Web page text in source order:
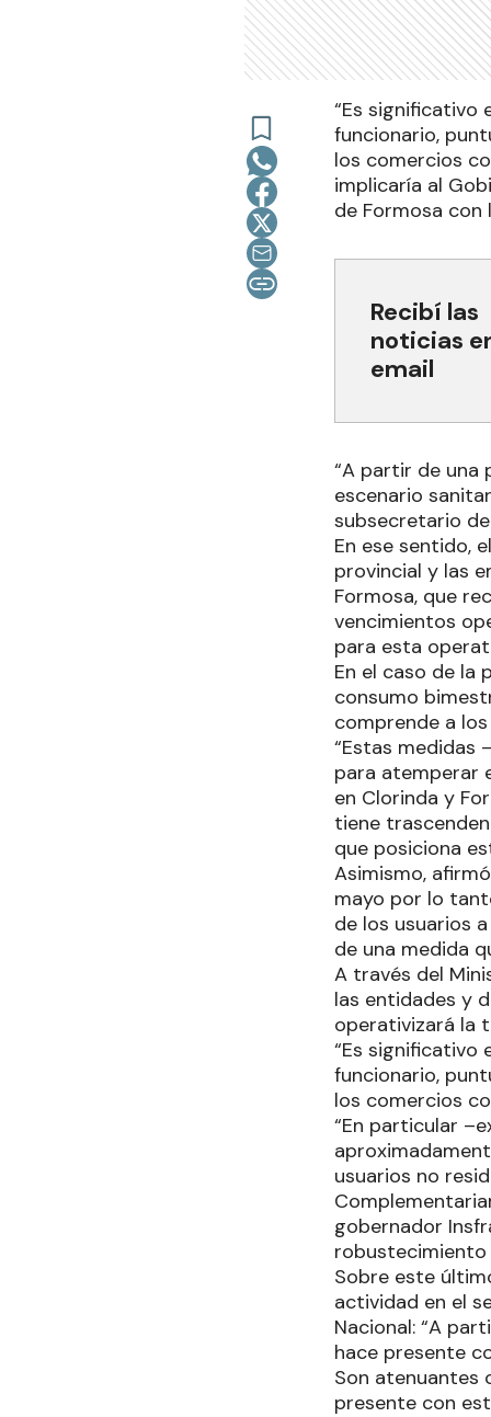
“Es significativo
funcionario,
los comercios
implicaría al
de Formosa con
Recibí las
noticias
email
“A partir de una
escenario
subsecretario
En ese sentido,
provincial y las
Formosa, que
vencimientos
para esta
En el caso de la
consumo
comprende a
“Estas medidas
para atemperar
en Clorinda y
tiene
que posiciona
Asimismo,
mayo por lo
de los usuarios
de una medida
A través del
las entidades y
operativizará la
“Es significativo
funcionario,
los comercios
“En particular
usuarios no
gobernador
robustecimiento
Sobre este
actividad en el
Nacional: “A
hace presente
Son atenuantes
presente con